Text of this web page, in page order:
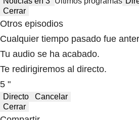
Cerrar
Otros episodios
Cualquier tiempo pasado fue
Tu audio se ha acabado.
Te redirigiremos al directo.
5 "
Directo
Cancelar
Cerrar